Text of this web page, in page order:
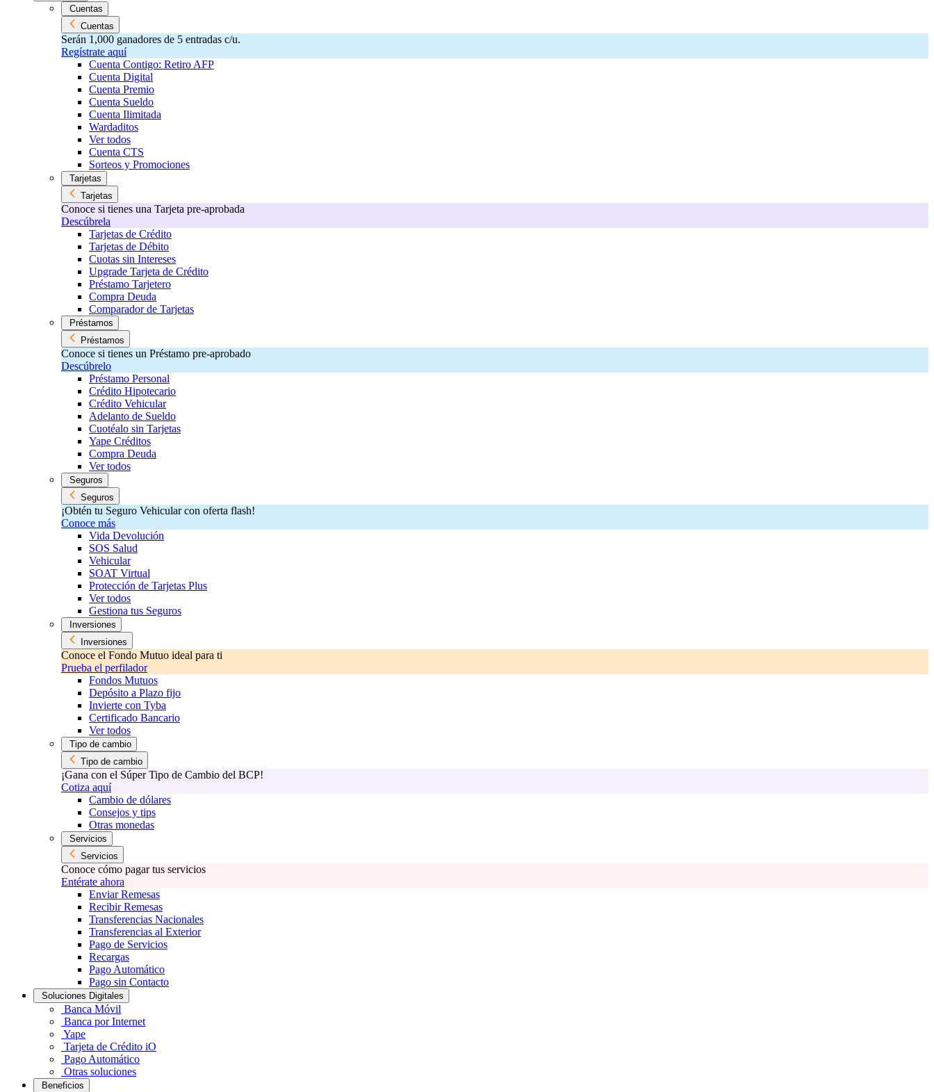
Cuentas
Cuentas
Serán 1,000 ganadores de 5 entradas c/u.
Regístrate aquí
Cuenta Contigo: Retiro AFP
Cuenta Digital
Cuenta Premio
Cuenta Sueldo
Cuenta Ilimitada
Wardaditos
Ver todos
Cuenta CTS
Sorteos y Promociones
Tarjetas
Tarjetas
Conoce si tienes una Tarjeta pre-aprobada
Descúbrela
Tarjetas de Crédito
Tarjetas de Débito
Cuotas sin Intereses
Upgrade Tarjeta de Crédito
Préstamo Tarjetero
Compra Deuda
Comparador de Tarjetas
Préstamos
Préstamos
Conoce si tienes un Préstamo pre-aprobado
Descúbrelo
Préstamo Personal
Crédito Hipotecario
Crédito Vehicular
Adelanto de Sueldo
Cuotéalo sin Tarjetas
Yape Créditos
Compra Deuda
Ver todos
Seguros
Seguros
¡Obtén tu Seguro Vehicular con oferta flash!
Conoce más
Vida Devolución
SOS Salud
Vehicular
SOAT Virtual
Protección de Tarjetas Plus
Ver todos
Gestiona tus Seguros
Inversiones
Inversiones
Conoce el Fondo Mutuo ideal para ti
Prueba el perfilador
Fondos Mutuos
Depósito a Plazo fijo
Invierte con Tyba
Certificado Bancario
Ver todos
Tipo de cambio
Tipo de cambio
¡Gana con el Súper Tipo de Cambio del BCP!
Cotiza aquí
Cambio de dólares
Consejos y tips
Otras monedas
Servicios
Servicios
Conoce cómo pagar tus servicios
Entérate ahora
Enviar Remesas
Recibir Remesas
Transferencias Nacionales
Transferencias al Exterior
Pago de Servicios
Recargas
Pago Automático
Pago sin Contacto
Soluciones Digitales
Banca Móvil
Banca por Internet
Yape
Tarjeta de Crédito iO
Pago Automático
Otras soluciones
Beneficios